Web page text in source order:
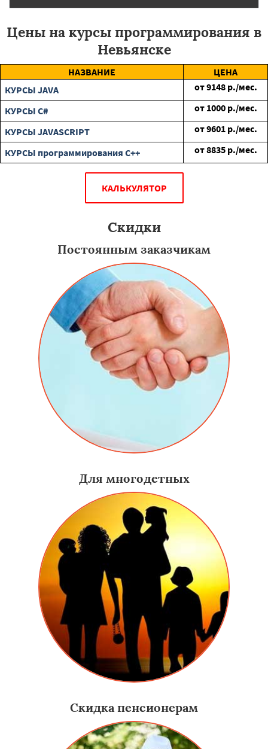
Цены на курсы программирования в
Невьянске
НАЗВАНИЕ
ЦЕНА
КУРСЫ JAVA
от9148 р./мес.
КУРСЫ C#
от 1000 р./мес.
КУРСЫ JAVASCRIPT
от9601 р./мес.
КУРСЫ программирования C++
от8835 р./мес.
КАЛЬКУЛЯТОР
Скидки
Постоянным заказчикам
Для многодетных
Скидка пенсионерам